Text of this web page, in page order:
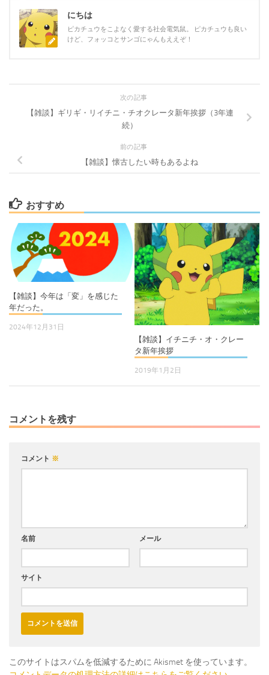
にちは
ピカチュウをこよなく愛する社会電気鼠。 ピカチュウも良い
けど、フォッコとサンゴにゃんもええぞ！
次の記事
【雑談】ギリギ・リイチニ・チオクレータ新年挨拶（3年連
続）
前の記事
【雑談】懐古したい時もあるよね
おすすめ
【雑談】今年は「変」を感じた
年だった。
2024年12月31日
【雑談】イチニチ・オ・クレー
タ新年挨拶
2019年1月2日
コメントを残す
コメント ※
名前 メール
サイト
このサイトはスパムを低減するために Akismet を使っています。